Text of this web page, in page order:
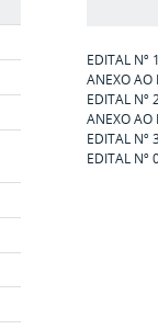
EDITAL Nº
ANEXO AO
EDITAL Nº
ANEXO AO
EDITAL Nº
EDITAL Nº